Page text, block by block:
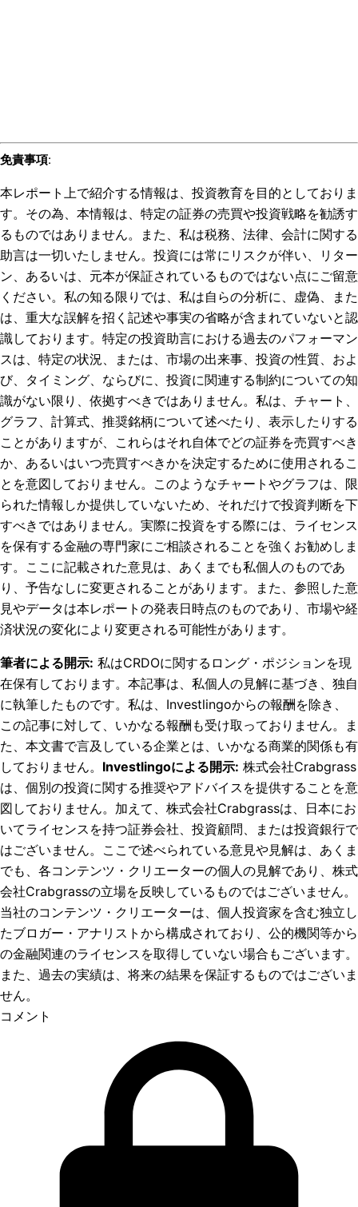
免責事項:
本レポート上で紹介する情報は、投資教育を目的としておりま
す。その為、本情報は、特定の証券の売買や投資戦略を勧誘す
るものではありません。また、私は税務、法律、会計に関する
助言は一切いたしません。投資には常にリスクが伴い、リター
ン、あるいは、元本が保証されているものではない点にご留意
ください。私の知る限りでは、私は自らの分析に、虚偽、また
は、重大な誤解を招く記述や事実の省略が含まれていないと認
識しております。特定の投資助言における過去のパフォーマン
スは、特定の状況、または、市場の出来事、投資の性質、およ
び、タイミング、ならびに、投資に関連する制約についての知
識がない限り、依拠すべきではありません。私は、チャート、
グラフ、計算式、推奨銘柄について述べたり、表示したりする
ことがありますが、これらはそれ自体でどの証券を売買すべき
か、あるいはいつ売買すべきかを決定するために使用されるこ
とを意図しておりません。このようなチャートやグラフは、限
られた情報しか提供していないため、それだけで投資判断を下
すべきではありません。実際に投資をする際には、ライセンス
を保有する金融の専門家にご相談されることを強くお勧めしま
す。ここに記載された意見は、あくまでも私個人のものであ
り、予告なしに変更されることがあります。また、参照した意
見やデータは本レポートの発表日時点のものであり、市場や経
済状況の変化により変更される可能性があります。
筆者による開示: 私はCRDOに関するロング・ポジションを現
在保有しております。 本記事は、私個人の見解に基づき、独自
に執筆したものです。私は、Investlingoからの報酬を除き、
この記事に対して、いかなる報酬も受け取っておりません。ま
た、本文書で言及している企業とは、いかなる商業的関係も有
しておりません。 Investlingoによる開示: 株式会社Crabgrass
は、個別の投資に関する推奨やアドバイスを提供することを意
図しておりません。加えて、株式会社Crabgrassは、日本にお
いてライセンスを持つ証券会社、投資顧問、または投資銀行で
はございません。ここで述べられている意見や見解は、あくま
でも、各コンテンツ・クリエーターの個人の見解であり、株式
会社Crabgrassの立場を反映しているものではございません。
当社のコンテンツ・クリエーターは、個人投資家を含む独立し
たブロガー・アナリストから構成されており、公的機関等から
の金融関連のライセンスを取得していない場合もございます。
また、過去の実績は、将来の結果を保証するものではございま
せん。
コメント